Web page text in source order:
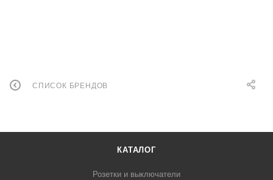
СПИСОК БРЕНДОВ
КАТАЛОГ
Розетки и выключатели